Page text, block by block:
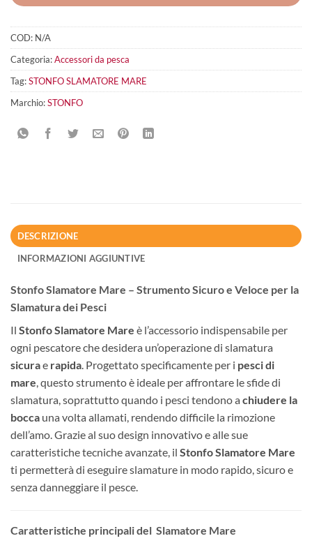
COD: N/A
Categoria:Accessori da pesca
Tag:STONFO SLAMATORE MARE
Marchio:STONFO
DESCRIZIONE
INFORMAZIONI AGGIUNTIVE
Stonfo Slamatore Mare – Strumento Sicuro e Veloce per la
Slamatura dei Pesci
Il Stonfo Slamatore Mare è l’accessorio indispensabile per
ogni pescatore che desidera un’operazione di slamatura
sicurae rapida. Progettato specificamente per i pesci di
mare, questo strumento è ideale per affrontare le sfide di
slamatura, soprattutto quando i pesci tendono a chiudere la
bocca una volta allamati, rendendo difficile la rimozione
dell’amo. Grazie al suo design innovativo e alle sue
caratteristiche tecniche avanzate, il Stonfo Slamatore Mare
ti permetterà di eseguire slamature in modo rapido, sicuro e
senza danneggiare il pesce.
Caratteristiche principali del Slamatore Mare